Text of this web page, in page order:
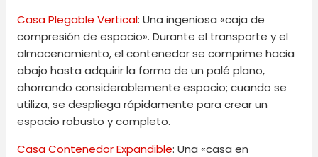
Casa Plegable Vertical: Una ingeniosa «caja de
compresión de espacio». Durante el transporte y el
almacenamiento, el contenedor se comprime hacia
abajo hasta adquirir la forma de un palé plano,
ahorrando considerablemente espacio; cuando se
utiliza, se despliega rápidamente para crear un
espacio robusto y completo.
Casa Contenedor Expandible: Una «casa en